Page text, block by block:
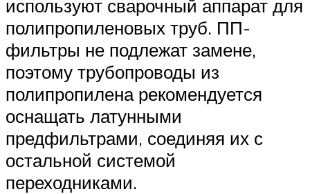
используют сварочный аппарат для
полипропиленовых труб. ПП-
фильтры не подлежат замене,
поэтому трубопроводы из
полипропилена рекомендуется
оснащать латунными
предфильтрами, соединяя их с
остальной системой
переходниками.